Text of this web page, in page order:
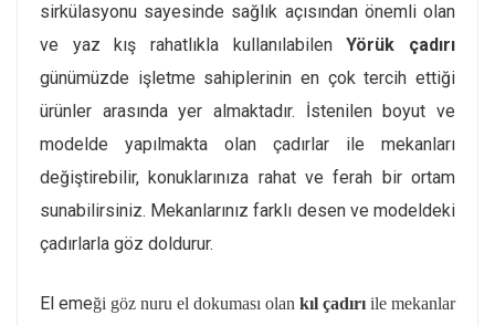
sirkülasyonu sayesinde sağlık açısından önemli olan
ve yaz kış rahatlıkla kullanılabilenYörük çadırı
günümüzde işletme sahiplerinin en çok tercih ettiği
ürünler arasında yer almaktadır. İstenilen boyut ve
modelde yapılmakta olan çadırlar ile mekanları
değiştirebilir, konuklarınıza rahat ve ferah bir ortam
sunabilirsiniz. Mekanlarınız farklı desen ve modeldeki
çadırlarla göz doldurur.
El emeği göz nuru el dokuması olan kıl çadırı ile mekanlar